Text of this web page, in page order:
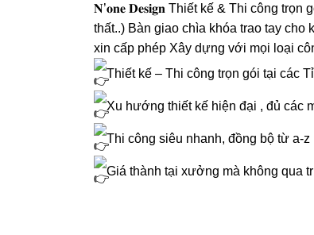
𝐍’𝐨𝐧𝐞 𝐃𝐞𝐬𝐢𝐠𝐧 Thiết kế & Thi công
thất..) Bàn giao chìa khóa trao tay cho
xin cấp phép Xây dựng với mọi loại
Thiết kế – Thi công trọn gói tại các
Xu hướng thiết kế hiện đại , đủ các
Thi công siêu nhanh, đồng bộ từ a-z
Giá thành tại xưởng mà không qua